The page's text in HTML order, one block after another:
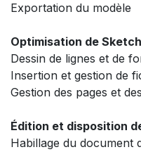
Exportation du modèle
Optimisation de
Dessin de lignes et de
Insertion et gestion de
Gestion des pages et
Édition et disposition
Habillage du document